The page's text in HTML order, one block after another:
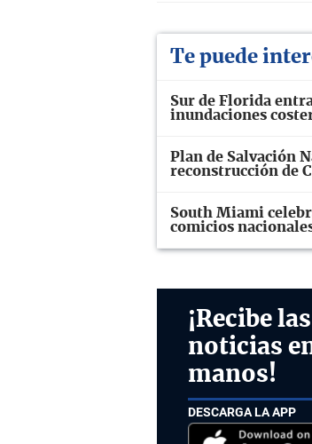
Te puede
Sur de Florida
inundaciones
Plan de Salvación
reconstrucción de
South Miami
comicios
¡Recibe
noticias
manos!
DESCARGA LA APP